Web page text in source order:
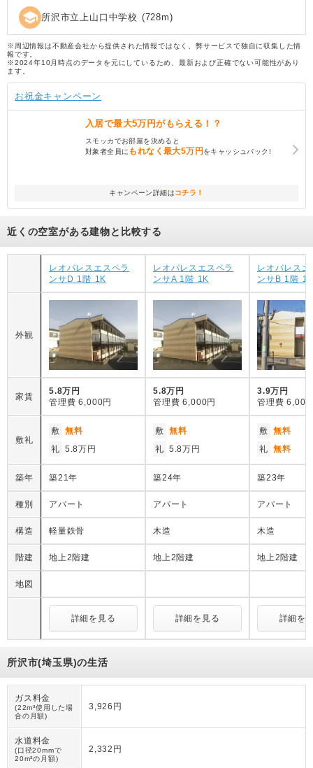
school 所沢市立上山口中学校 (728m)
※周辺情報は不動産会社から提供された情報ではなく、弊サービスで独自に収集した情
報です。
※2024年10月時点のデータを元にしているため、最新および正確でない可能性があり
ます。
お祝金キャンペーン
入居で最大5万円がもらえる！？
スモッカでお部屋を決めると
対象者全員に もれなく最大5万円をキャッシュバック!
キャンペーン詳細はコチラ！
近くの空室がある建物と比較する
レオパレスエスペラ
ンサD 1階 1K
レオパレスエスペラ
ンサA 1階 1K
レオパレスエ
ンサB 1階
外観
家賃
5.8万円
管理費 6,000円
5.8万円
管理費 6,000円
3.9万円
管理費 6,000
敷礼
敷 無料
礼 5.8万円
敷 無料
礼 5.8万円
敷 無料
礼 無料
築年 築21年 築24年 築23年
種別 アパート アパート アパート
構造 軽量鉄骨 木造 木造
階建 地上2階建 地上2階建 地上2階建
地図
詳細を見る 詳細を見る 詳細を
所沢市(埼玉県)の生活
ガス料金
(22m³使用した場
合の月額)
3,926円
水道料金
(口径20mmで
20m³の月額)
2,332円